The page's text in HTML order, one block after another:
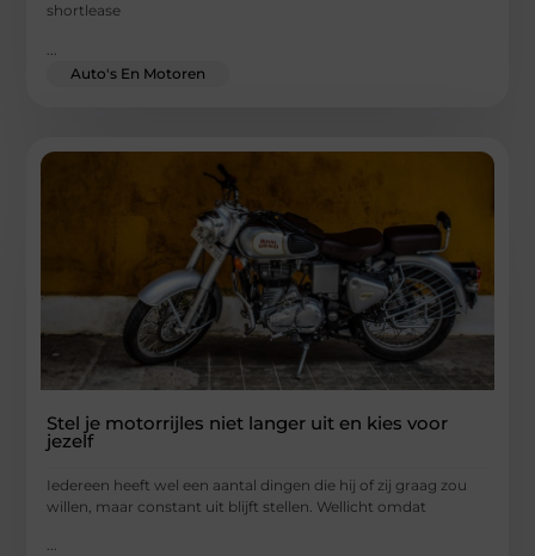
shortlease
Auto's En Motoren
Stel je motorrijles niet langer uit en kies voor
jezelf
Iedereen heeft wel een aantal dingen die hij of zij graag zou
willen, maar constant uit blijft stellen. Wellicht omdat
...